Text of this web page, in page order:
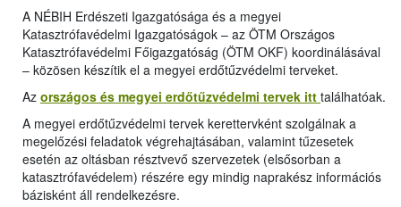
A NÉBIH Erdészeti Igazgatósága és a megyei
Katasztrófavédelmi Igazgatóságok – az ÖTM Országos
Katasztrófavédelmi Főigazgatóság (ÖTM OKF) koordinálásával
– közösen készítik el a megyei erdőtűzvédelmi terveket.
Az országos és megyei erdőtűzvédelmi tervek itt találhatóak.
A megyei erdőtűzvédelmi tervek kerettervként szolgálnak a
megelőzési feladatok végrehajtásában, valamint tűzesetek
esetén az oltásban résztvevő szervezetek (elsősorban a
katasztrófavédelem) részére egy mindig naprakész információs
bázisként áll rendelkezésre.